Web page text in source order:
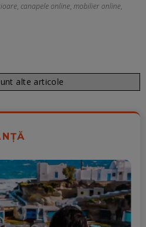
, canapele online, mobilier online,
alte articole